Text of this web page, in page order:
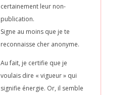
certainement leur non-
publication.
Signe au moins que je te
reconnaisse cher anonyme.
Au fait, je certifie que je
voulais dire « vigueur » qui
signifie énergie. Or, il semble